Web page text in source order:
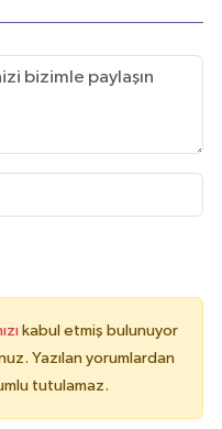
kabul etmiş bulunuyor
Yazılan yorumlardan
tutulamaz.